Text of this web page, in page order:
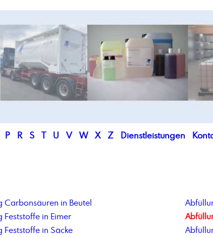
P R S T U V W X Z Dienstleistungen
Carbonsäuren in Beutel
Feststoffe in Eimer
Feststoffe in Säcke